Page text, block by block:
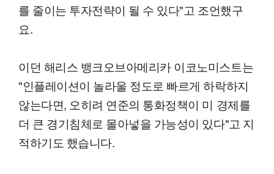
를 줄이는 투자전략이 될 수 있다"고 조언했구
요.
이던 해리스 뱅크오브아메리카 이코노미스트는
"인플레이션이 놀라울 정도로 빠르게 하락하지
않는다면, 오히려 연준의 통화정책이 미 경제를
더 큰 경기침체로 몰아넣을 가능성이 있다"고 지
적하기도 했습니다.